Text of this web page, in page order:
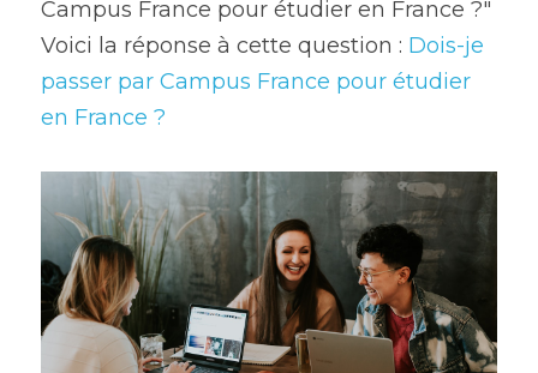
Campus France pour étudier en France ?"
Voici la réponse à cette question : Dois-je
passer par Campus France pour étudier
en France ?